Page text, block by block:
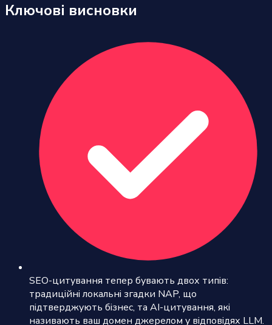
Ключові висновки
SEO-цитування тепер бувають двох типів:
традиційні локальні згадки NAP, що
підтверджують бізнес, та AI-цитування, які
називають ваш домен джерелом у відповідях LLM.